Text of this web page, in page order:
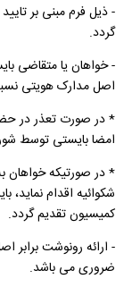
- ذیل فرم مبنی بر
گردد.
- خواهان یا متقاضی
اصل مدارک هویتی
* در صورت تعذر در
امضا بایستی توسط
* در صورتیکه خواهان
شکوائیه اقدام نماید،
کمیسیون تقدیم گردد.
- ارائه رونوشت برابر
ضروری می باشد.